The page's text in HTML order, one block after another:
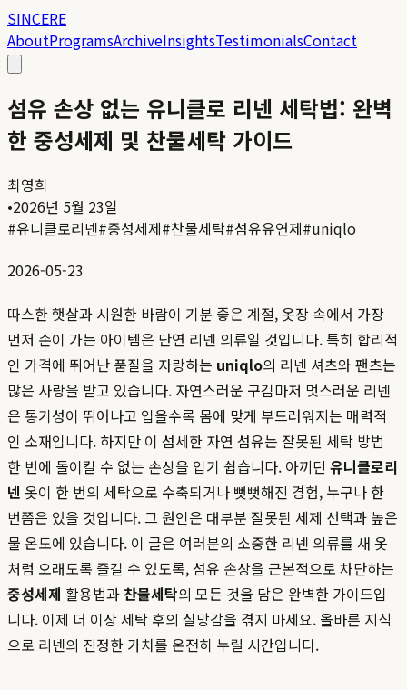
SINCERE
AboutProgramsArchiveInsightsTestimonialsContact
섬유 손상 없는 유니클로 리넨 세탁법: 완벽
한 중성세제 및 찬물세탁 가이드
최영희
•2026년 5월 23일
#유니클로리넨#중성세제#찬물세탁#섬유유연제#uniqlo
2026-05-23
따스한 햇살과 시원한 바람이 기분 좋은 계절, 옷장 속에서 가장
먼저 손이 가는 아이템은 단연 리넨 의류일 것입니다. 특히 합리적
인 가격에 뛰어난 품질을 자랑하는 uniqlo의 리넨 셔츠와 팬츠는
많은 사랑을 받고 있습니다. 자연스러운 구김마저 멋스러운 리넨
은 통기성이 뛰어나고 입을수록 몸에 맞게 부드러워지는 매력적
인 소재입니다. 하지만 이 섬세한 자연 섬유는 잘못된 세탁 방법
한 번에 돌이킬 수 없는 손상을 입기 쉽습니다. 아끼던 유니클로리
넨 옷이 한 번의 세탁으로 수축되거나 뻣뻣해진 경험, 누구나 한
번쯤은 있을 것입니다. 그 원인은 대부분 잘못된 세제 선택과 높은
물 온도에 있습니다. 이 글은 여러분의 소중한 리넨 의류를 새 옷
처럼 오래도록 즐길 수 있도록, 섬유 손상을 근본적으로 차단하는
중성세제 활용법과찬물세탁의 모든 것을 담은 완벽한 가이드입
니다. 이제 더 이상 세탁 후의 실망감을 겪지 마세요. 올바른 지식
으로 리넨의 진정한 가치를 온전히 누릴 시간입니다.